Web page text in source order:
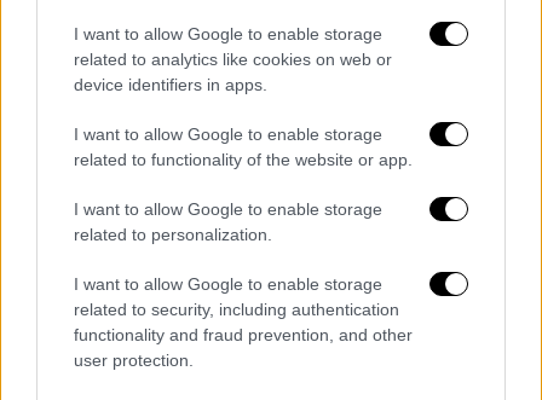
I want to allow Google to enable storage
related to analytics like cookies on web or
device identifiers in apps.
I want to allow Google to enable storage
related to functionality of the website or app.
I want to allow Google to enable storage
related to personalization.
I want to allow Google to enable storage
related to security, including authentication
functionality and fraud prevention, and other
user protection.
Ο πρόεδρος συνομίλησεεπίσης με τον
κυβερνήτη της Πενσιλβάνιας Τζος Σαπίρο
και τον δήμαρχο της πόλης Μπάτλερ, τον
Μπομπ Νταντόι, πρόσθεσε ο αξιωματούχος
της αμερικανικής προεδρίας.
Trump 2024!!!!!!!
https://t.co/uUM9ivSQsB
— I Like Hats 🇺🇸
(@LetsGoSpacex69)July 13, 2024